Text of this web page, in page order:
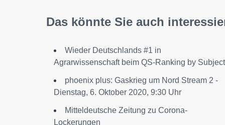
Das könnte Sie auch
Wieder Deutschlands #1 in
Agrarwissenschaft beim QS-Ranking by Subject
phoenix plus: Gaskrieg um Nord Stream 2 -
Dienstag, 6. Oktober 2020, 9:30 Uhr
Mitteldeutsche Zeitung zu Corona-
Lockerungen